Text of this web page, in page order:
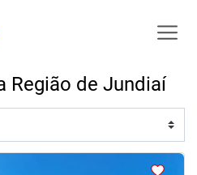
Região de Jundiaí